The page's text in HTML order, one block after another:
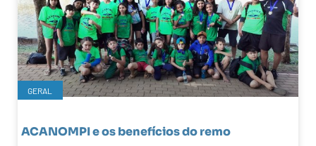
GERAL
ACANOMPI e os benefícios do remo